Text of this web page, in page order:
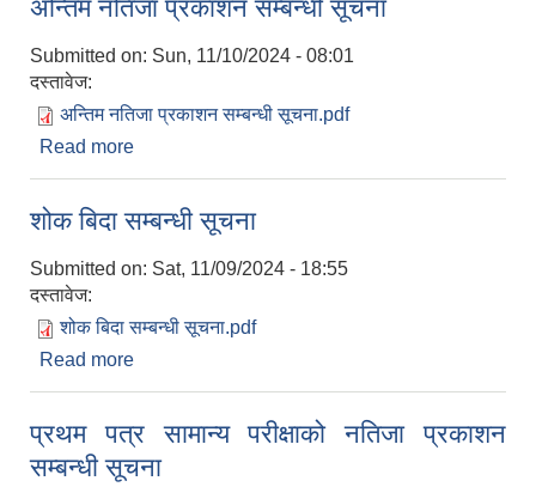
अन्तिम नतिजा प्रकाशन सम्बन्धी सूचना
Submitted on: Sun, 11/10/2024 - 08:01
दस्तावेज:
अन्तिम नतिजा प्रकाशन सम्बन्धी सूचना.pdf
Read more
शोक बिदा सम्बन्धी सूचना
Submitted on: Sat, 11/09/2024 - 18:55
दस्तावेज:
शोक बिदा सम्बन्धी सूचना.pdf
Read more
प्रथम पत्र सामान्य परीक्षाको नतिजा प्रकाशन
सम्बन्धी सूचना